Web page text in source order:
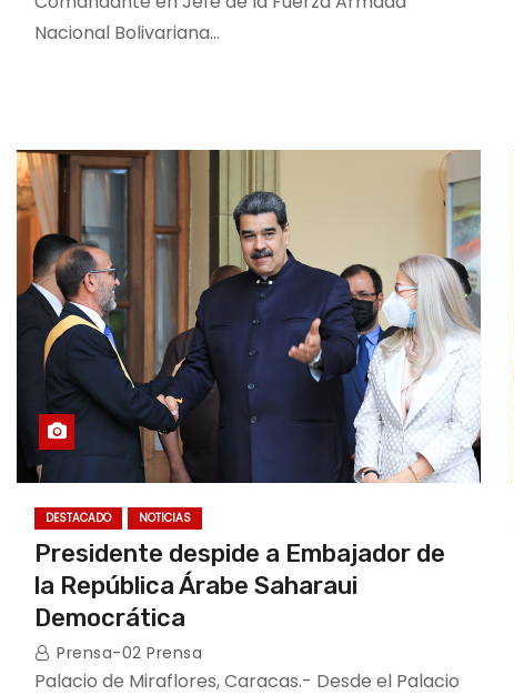
Nacional Bolivariana…
DESTACADO NOTICIAS
Presidente despide a Embajador de
la República Árabe Saharaui
Democrática
Prensa-02 Prensa
Palacio de Miraflores, Caracas.- Desde el Palacio